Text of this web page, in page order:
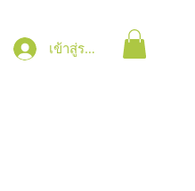
เข้าสู่ระบบ